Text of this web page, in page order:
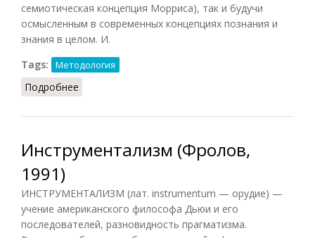
семиотическая концепция Морриса), так и будучи
осмысленным в современных концепциях познания и
знания в целом. И.
Tags:
Методология
Подробнее
Инструментализм (Фролов,
1991)
ИНСТРУМЕНТАЛИЗМ (лат. instrumentum — орудие) —
учение американского философа Дьюи и его
последователей, разновидность прагматизма.